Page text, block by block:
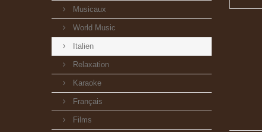
Musicaux
World Music
Italien
Relaxation
Karaoke
Français
Films